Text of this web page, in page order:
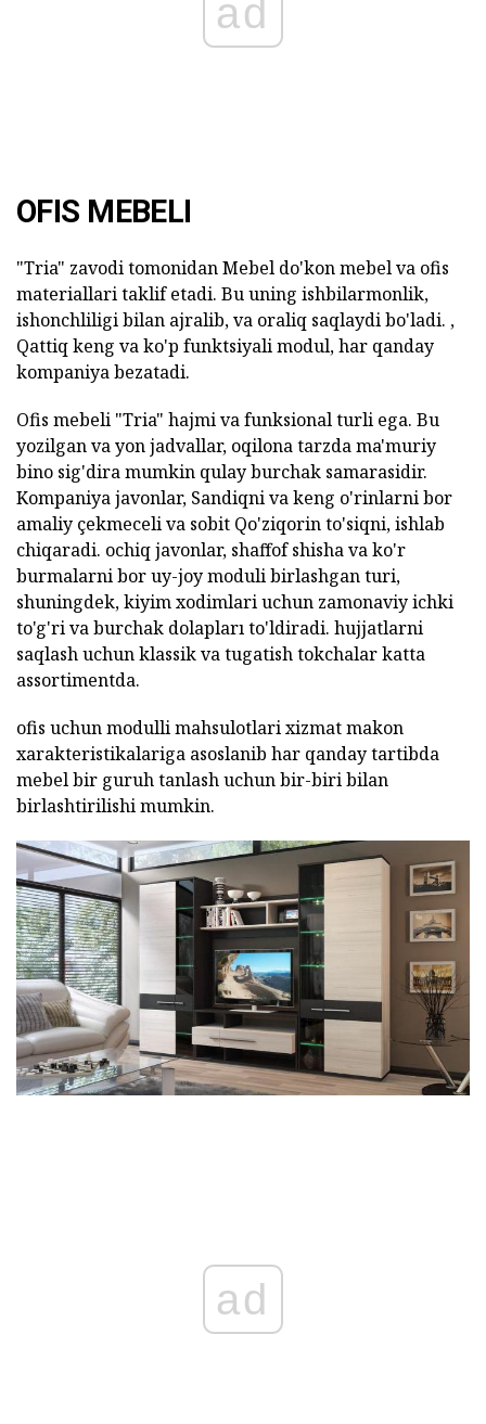
ad
OFIS MEBELI
"Tria" zavodi tomonidan Mebel do'kon mebel va ofis
materiallari taklif etadi. Bu uning ishbilarmonlik,
ishonchliligi bilan ajralib, va oraliq saqlaydi bo'ladi. ,
Qattiq keng va ko'p funktsiyali modul, har qanday
kompaniya bezatadi.
Ofis mebeli "Tria" hajmi va funksional turli ega. Bu
yozilgan va yon jadvallar, oqilona tarzda ma'muriy
bino sig'dira mumkin qulay burchak samarasidir.
Kompaniya javonlar, Sandiqni va keng o'rinlarni bor
amaliy çekmeceli va sobit Qo'ziqorin to'siqni, ishlab
chiqaradi. ochiq javonlar, shaffof shisha va ko'r
burmalarni bor uy-joy moduli birlashgan turi,
shuningdek, kiyim xodimlari uchun zamonaviy ichki
to'g'ri va burchak dolapları to'ldiradi. hujjatlarni
saqlash uchun klassik va tugatish tokchalar katta
assortimentda.
ofis uchun modulli mahsulotlari xizmat makon
xarakteristikalariga asoslanib har qanday tartibda
mebel bir guruh tanlash uchun bir-biri bilan
birlashtirilishi mumkin.
ad